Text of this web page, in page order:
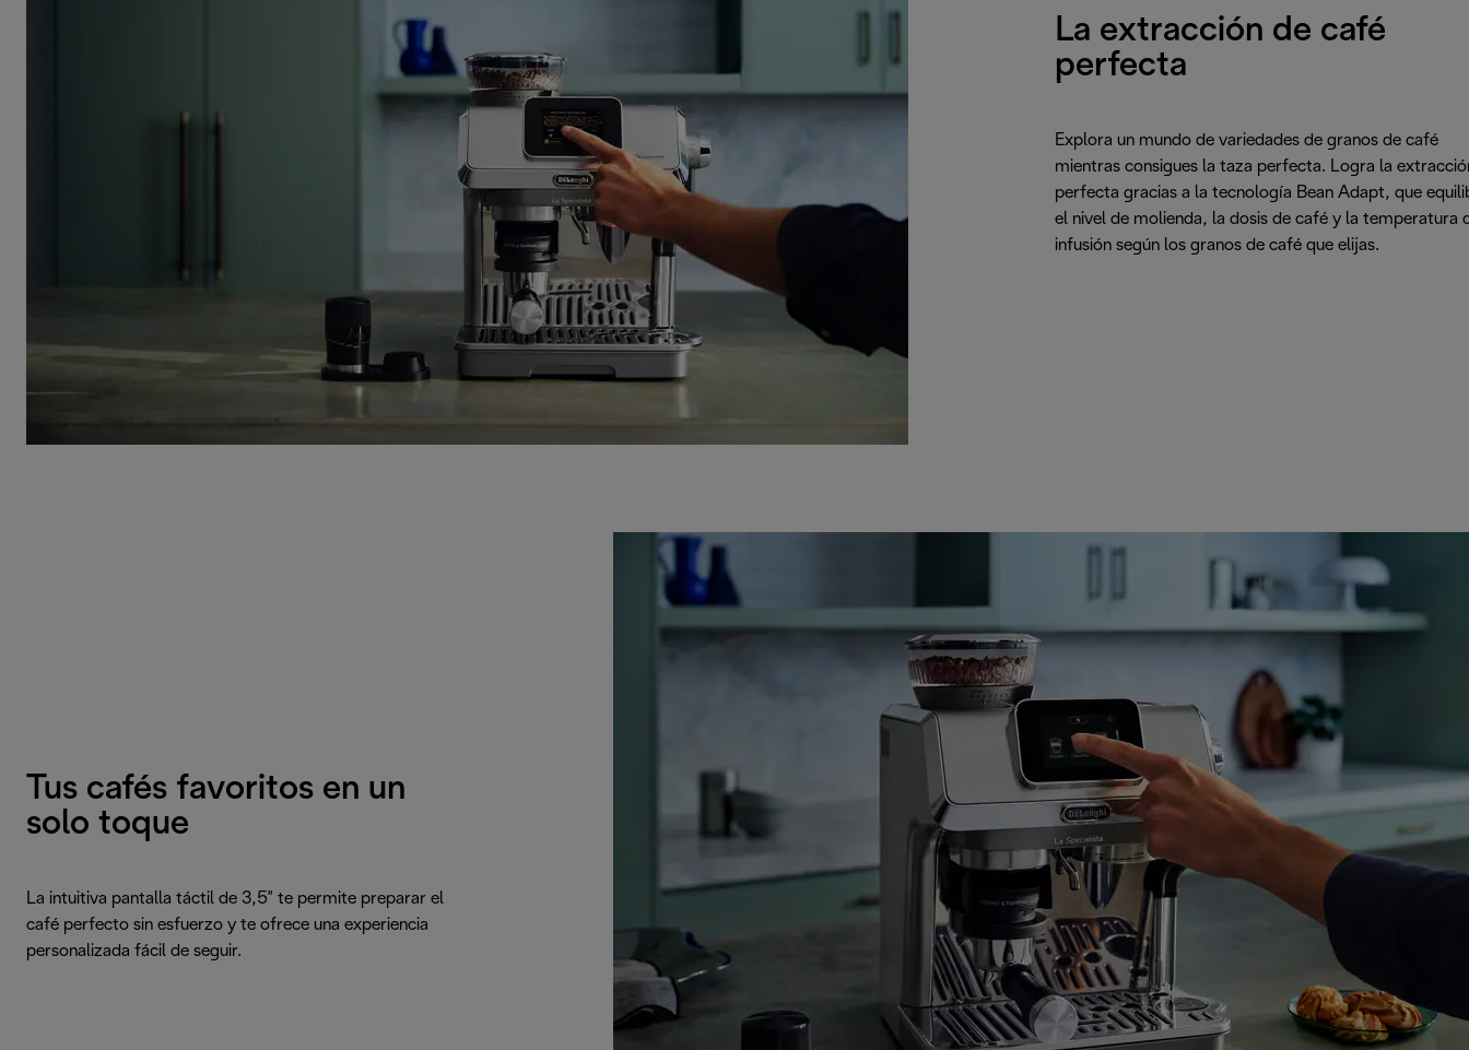
La extracción de café
perfecta
Explora un mundo de variedades de granos de café
mientras consigues la taza perfecta. Logra la
perfecta gracias a la tecnología Bean Adapt, que
el nivel de molienda, la dosis de café y la temperatura
infusión según los granos de café que elijas.
Tus cafés favoritos en un
solo toque
La intuitiva pantalla táctil de 3,5" te permite preparar el
café perfecto sin esfuerzo y te ofrece una experiencia
personalizada fácil de seguir.